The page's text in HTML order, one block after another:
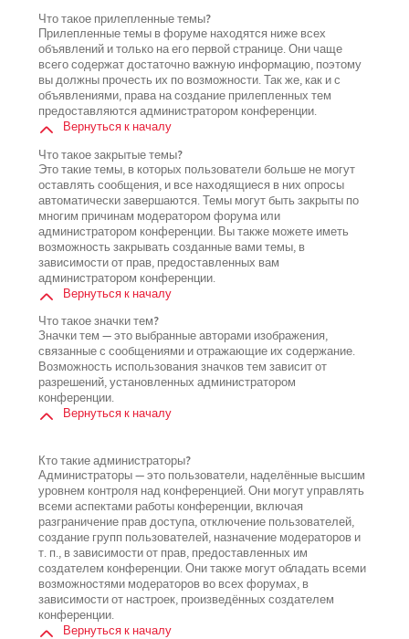
Что такое прилепленные темы?
Прилепленные темы в форуме находятся ниже всех
объявлений и только на его первой странице. Они чаще
всего содержат достаточно важную информацию, поэтому
вы должны прочесть их по возможности. Так же, как и с
объявлениями, права на создание прилепленных тем
предоставляются администратором конференции.
Вернуться к началу
Что такое закрытые темы?
Это такие темы, в которых пользователи больше не могут
оставлять сообщения, и все находящиеся в них опросы
автоматически завершаются. Темы могут быть закрыты по
многим причинам модератором форума или
администратором конференции. Вы также можете иметь
возможность закрывать созданные вами темы, в
зависимости от прав, предоставленных вам
администратором конференции.
Вернуться к началу
Что такое значки тем?
Значки тем — это выбранные авторами изображения,
связанные с сообщениями и отражающие их содержание.
Возможность использования значков тем зависит от
разрешений, установленных администратором
конференции.
Вернуться к началу
Кто такие администраторы?
Администраторы — это пользователи, наделённые высшим
уровнем контроля над конференцией. Они могут управлять
всеми аспектами работы конференции, включая
разграничение прав доступа, отключение пользователей,
создание групп пользователей, назначение модераторов и
т. п., в зависимости от прав, предоставленных им
создателем конференции. Они также могут обладать всеми
возможностями модераторов во всех форумах, в
зависимости от настроек, произведённых создателем
конференции.
Вернуться к началу